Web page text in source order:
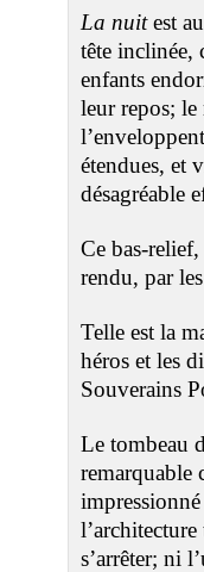
La nuitest
tête inclinée,
enfants
leur repos; le
étendues, et
désagréable
Ce bas-
rendu, par
Telle est la
héros et les
Souverains
Le tombeau
remarquable
s’arrêter; ni